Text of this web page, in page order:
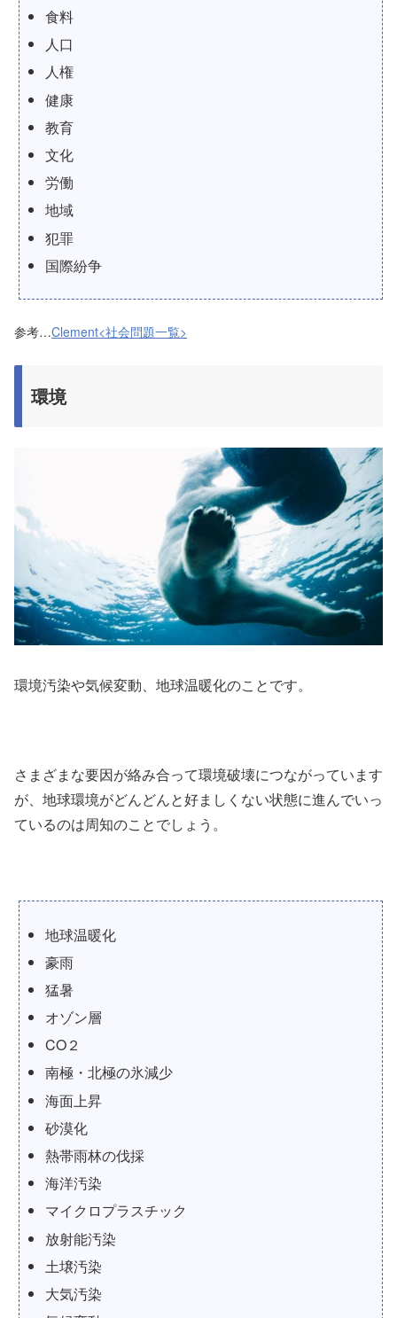
食料
人口
人権
健康
教育
文化
労働
地域
犯罪
国際紛争
参考…Clement<社会問題一覧>
環境
環境汚染や気候変動、地球温暖化のことです。
さまざまな要因が絡み合って環境破壊につながっています
が、地球環境がどんどんと好ましくない状態に進んでいっ
ているのは周知のことでしょう。
地球温暖化
豪雨
猛暑
オゾン層
CO２
南極・北極の氷減少
海面上昇
砂漠化
熱帯雨林の伐採
海洋汚染
マイクロプラスチック
放射能汚染
土壌汚染
大気汚染